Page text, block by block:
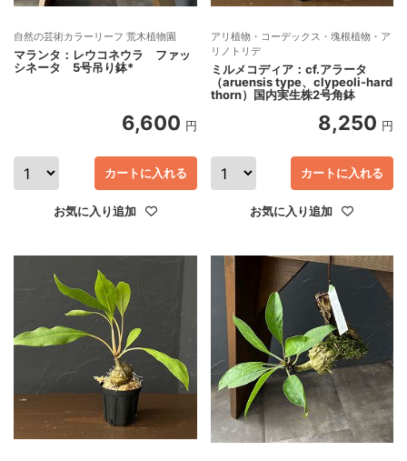
自然の芸術カラーリーフ 荒木植物園
マランタ：レウコネウラ ファッ
シネータ 5号吊り鉢*
6,600 円
カートに入れる
お気に入り追加
アリ植物・コーデックス・塊根植物・ア
リノトリデ
ミルメコディア：cf.アラータ
（aruensis type、clypeoli-hard
thorn）国内実生株2号角鉢
8,250 円
カートに入れる
お気に入り追加